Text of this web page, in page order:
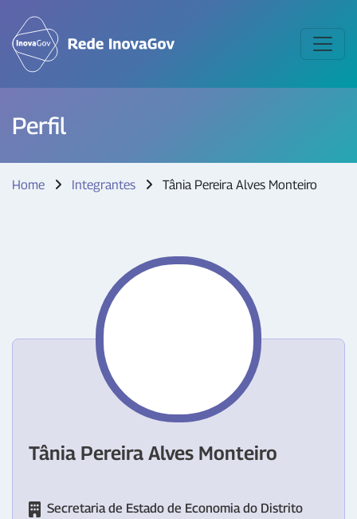
Perfil
Home Integrantes Tânia Pereira Alves Monteiro
Tânia Pereira Alves Monteiro
Secretaria de Estado de Economia do Distrito